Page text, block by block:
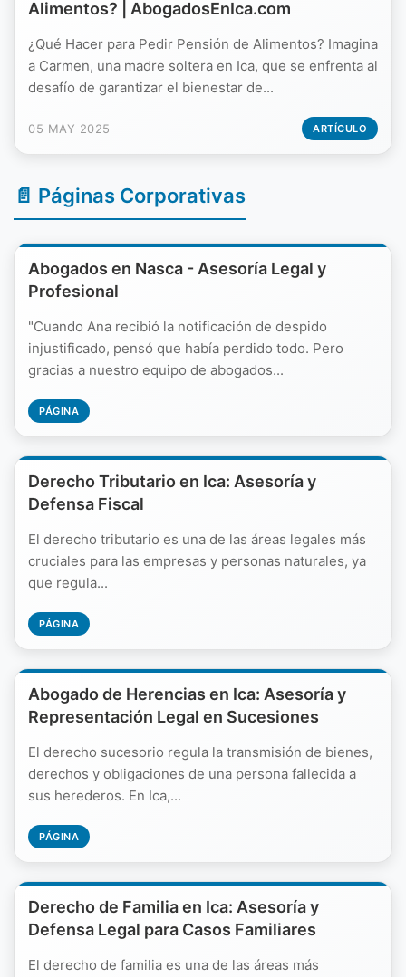
Alimentos? | AbogadosEnIca.com
¿Qué Hacer para Pedir Pensión de Alimentos? Imagina
a Carmen, una madre soltera en Ica, que se enfrenta al
desafío de garantizar el bienestar de...
05 MAY 2025 ARTÍCULO
📄 Páginas Corporativas
Abogados en Nasca - Asesoría Legal y
Profesional
"Cuando Ana recibió la notificación de despido
injustificado, pensó que había perdido todo. Pero
gracias a nuestro equipo de abogados...
PÁGINA
Derecho Tributario en Ica: Asesoría y
Defensa Fiscal
El derecho tributario es una de las áreas legales más
cruciales para las empresas y personas naturales, ya
que regula...
PÁGINA
Abogado de Herencias en Ica: Asesoría y
Representación Legal en Sucesiones
El derecho sucesorio regula la transmisión de bienes,
derechos y obligaciones de una persona fallecida a
sus herederos. En Ica,...
PÁGINA
Derecho de Familia en Ica: Asesoría y
Defensa Legal para Casos Familiares
El derecho de familia es una de las áreas más